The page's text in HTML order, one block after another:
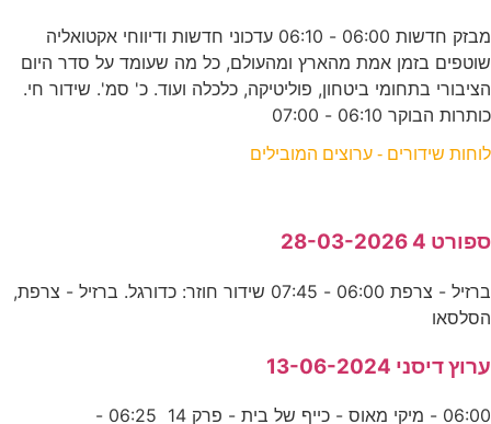
מבזק חדשות 06:00 - 06:10 עדכוני חדשות ודיווחי אקטואליה
שוטפים בזמן אמת מהארץ ומהעולם, כל מה שעומד על סדר היום
הציבורי בתחומי ביטחון, פוליטיקה, כלכלה ועוד. כ' סמ'. שידור חי.
כותרות הבוקר 06:10 - 07:00
לוחות שידורים - ערוצים המובילים
ספורט 4 28-03-2026
ברזיל - צרפת 06:00 - 07:45 שידור חוזר: כדורגל. ברזיל - צרפת,
הסלסאו
ערוץ דיסני 13-06-2024
06:00 - מיקי מאוס - כייף של בית - פרק 14 06:25 -